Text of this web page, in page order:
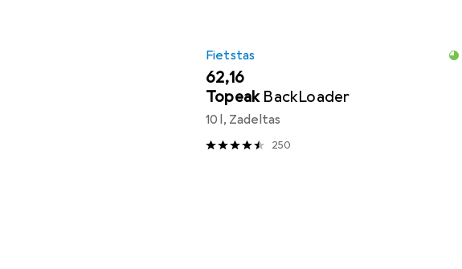
Fietstas
EUR
62,16
Topeak BackLoader
10 l, Zadeltas
250